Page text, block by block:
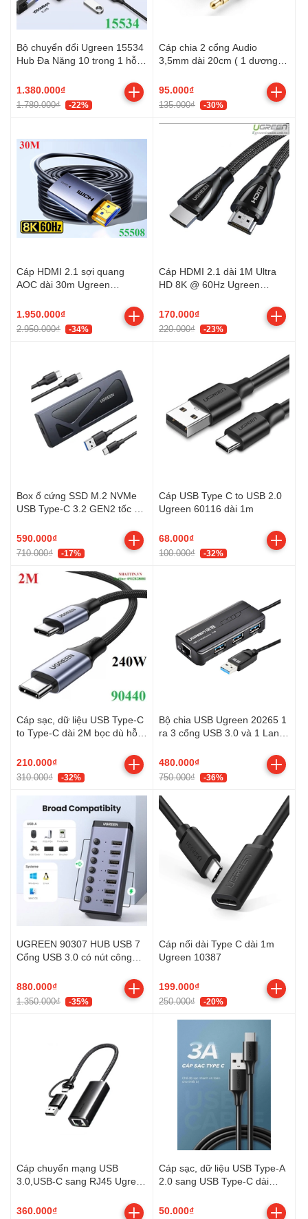
Bộ chuyển đổi Ugreen 15534
Hub Đa Năng 10 trong 1 hỗ
1.380.000₫
1.780.000₫ -22%
Cáp chia 2 cổng Audio
3,5mm dài 20cm ( 1 dương
Ugreen 10532 cao cấp
95.000₫
135.000₫ -30%
Cáp HDMI 2.1 sợi quang
AOC dài 30m Ugreen
8K@60Hz cao cấp
1.950.000₫
2.950.000₫ -34%
Cáp HDMI 2.1 dài 1M Ultra
HD 8K @ 60Hz Ugreen
170.000₫
220.000₫ -23%
Box ổ cứng SSD M.2 NVMe
USB Type-C 3.2 GEN2 tốc độ
cấp (Max 8TB)
590.000₫
710.000₫ -17%
Cáp USB Type C to USB 2.0
Ugreen 60116 dài 1m
68.000₫
100.000₫ -32%
Cáp sạc, dữ liệu USB Type-C
to Type-C dài 2M bọc dù hỗ
cao cấp
210.000₫
310.000₫ -32%
Bộ chia USB Ugreen 20265 1
ra 3 cổng USB 3.0 và 1 Lan
480.000₫
750.000₫ -36%
UGREEN 90307 HUB USB 7
Cổng USB 3.0 có nút công
880.000₫
1.350.000₫ -35%
Cáp nối dài Type C dài 1m
Ugreen 10387
199.000₫
250.000₫ -20%
Cáp chuyển mạng USB
3.0,USB-C sang RJ45 Ugreen
360.000₫
Cáp sạc, dữ liệu USB Type-A
2.0 sang USB Type-C dài
50.000₫